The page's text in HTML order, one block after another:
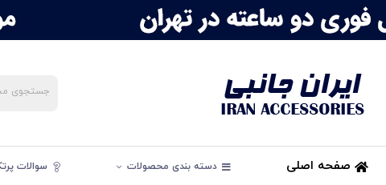
صفحه اصلی دسته بندی محصولات سوالات